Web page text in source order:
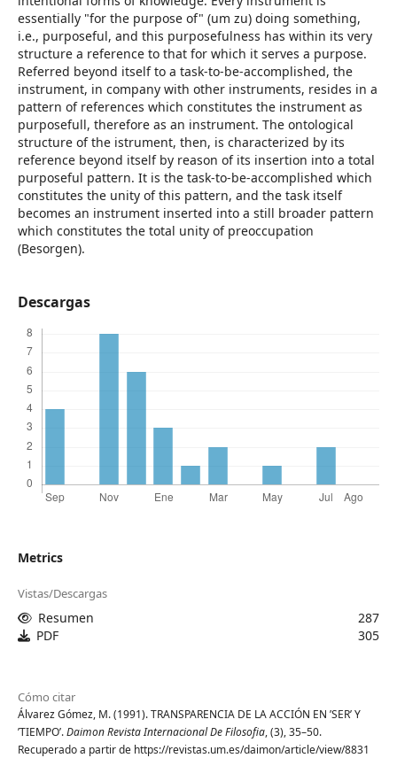
essentially "for the purpose of" (um zu) doing something,
i.e., purposeful, and this purposefulness has within its very
structure a reference to that for which it serves a purpose.
Referred beyond itself to a task-to-be-accomplished, the
instrument, in company with other instruments, resides in a
pattern of references which constitutes the instrument as
purposefull, therefore as an instrument. The ontological
structure of the istrument, then, is characterized by its
reference beyond itself by reason of its insertion into a total
purposeful pattern. It is the task-to-be-accomplished which
constitutes the unity of this pattern, and the task itself
becomes an instrument inserted into a still broader pattern
which constitutes the total unity of preoccupation
(Besorgen).
Descargas
Metrics
Vistas/Descargas
Resumen
287
PDF
305
Cómo citar
Álvarez Gómez, M. (1991). TRANSPARENCIA DE LA ACCIÓN EN ’SER’ Y
’TIEMPO’.Daimon Revista Internacional De Filosofia, (3), 35–50.
Recuperado a partir de https://revistas.um.es/daimon/article/view/8831